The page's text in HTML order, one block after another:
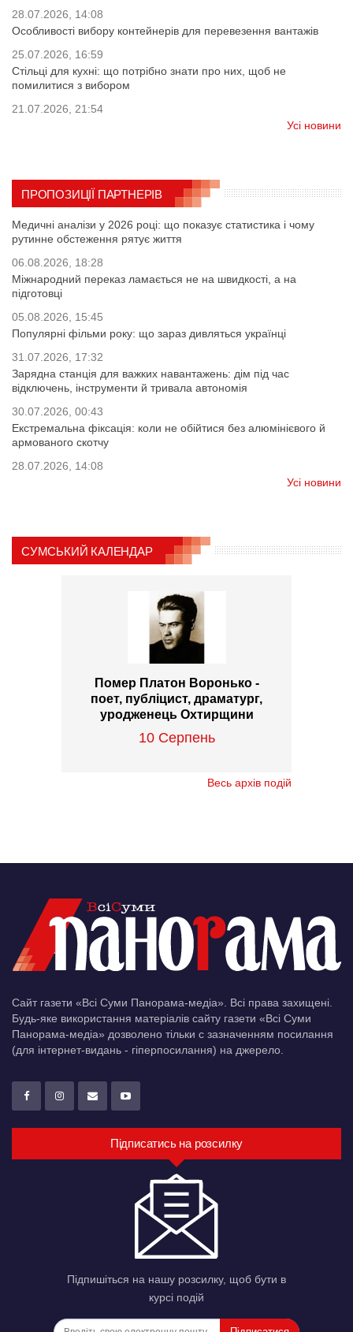
28.07.2026, 14:08
Особливості вибору контейнерів для перевезення вантажів
25.07.2026, 16:59
Стільці для кухні: що потрібно знати про них, щоб не
помилитися з вибором
21.07.2026, 21:54
Усі новини
ПРОПОЗИЦІЇ ПАРТНЕРІВ
Медичні аналізи у 2026 році: що показує статистика і чому
рутинне обстеження рятує життя
06.08.2026, 18:28
Міжнародний переказ ламається не на швидкості, а на
підготовці
05.08.2026, 15:45
Популярні фільми року: що зараз дивляться українці
31.07.2026, 17:32
Зарядна станція для важких навантажень: дім під час
відключень, інструменти й тривала автономія
30.07.2026, 00:43
Екстремальна фіксація: коли не обійтися без алюмінієвого й
армованого скотчу
28.07.2026, 14:08
Усі новини
СУМСЬКИЙ КАЛЕНДАР
Помер Платон Воронько -
поет, публіцист, драматург,
уродженець Охтирщини
10 Серпень
Весь архів подій
Сайт газети «Всі Суми Панорама-медіа». Всі права захищені.
Будь-яке використання матеріалів сайту газети «Всі Суми
Панорама-медіа» дозволено тільки c зазначенням посилання
(для інтернет-видань - гіперпосилання) на джерело.
Підписатись на розсилку
Підпишіться на нашу розсилку, щоб бути в
курсі подій